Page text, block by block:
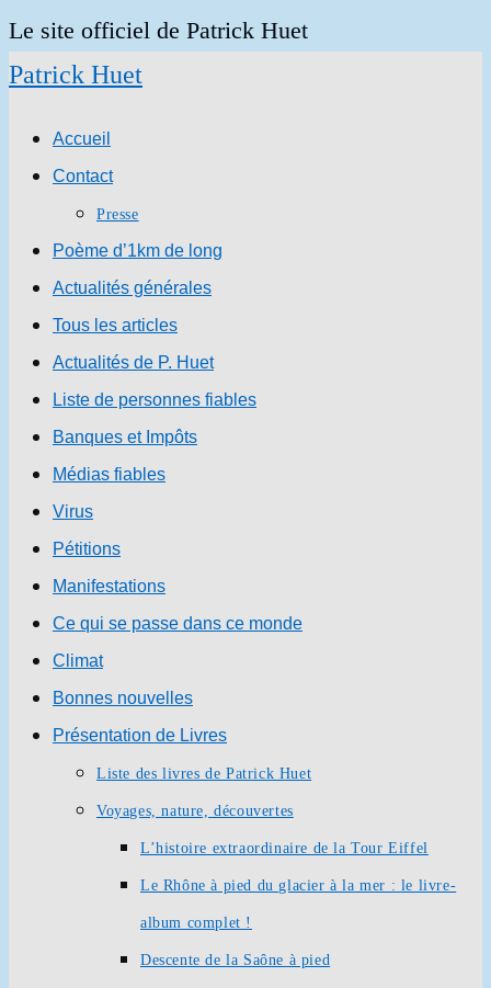
Skip
to
Le site officiel de Patrick Huet
Patrick Huet
Accueil
Contact
Presse
Poème d’1km de long
Actualités générales
Tous les articles
Actualités de P. Huet
Liste de personnes fiables
Banques et Impôts
Médias fiables
Virus
Pétitions
Manifestations
Ce qui se passe dans ce monde
Climat
Bonnes nouvelles
Présentation de Livres
Liste des livres de Patrick Huet
Voyages, nature, découvertes
L’histoire extraordinaire de la Tour Eiffel
Le Rhône à pied du glacier à la mer : le livre-
album complet !
Descente de la Saône à pied